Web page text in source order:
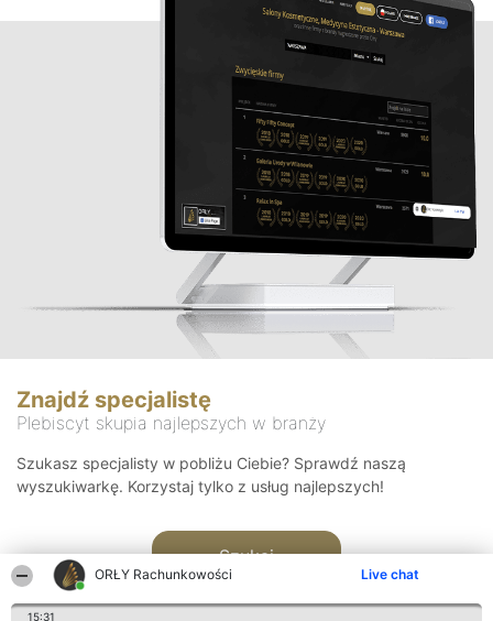
ORŁY Rachunkowości Live chat
15:31
Znajdź specjalistę
Plebiscyt skupia najlepszych w branży
Szukasz specjalisty w pobliżu Ciebie? Sprawdź naszą
wyszukiwarkę. Korzystaj tylko z usług najlepszych!
Szukaj